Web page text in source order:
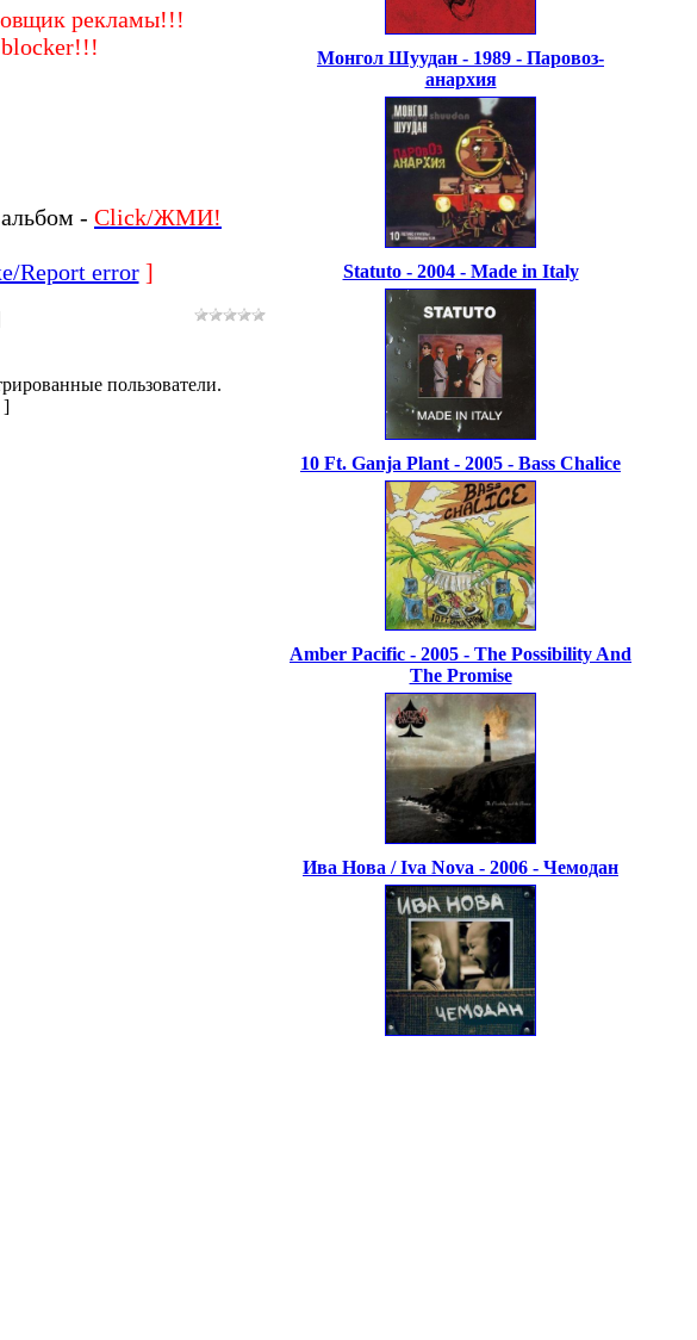
рекламы!!!
- Click/ЖМИ!
Report error]
пользователи.
]
Монгол Шуудан - 1989 - Паровоз-
анархия
Statuto - 2004 - Made in Italy
10 Ft. Ganja Plant - 2005 - Bass Chalice
Amber Pacific - 2005 - The Possibility And
The Promise
Ива Нова / Iva Nova - 2006 - Чемодан